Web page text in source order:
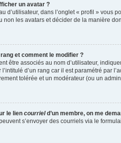
un avatar ?
d’utilisateur, dans l’onglet « profil » vous
non les avatars et décider de la manière
rang et comment le modifier ?
être associés au nom d’utilisateur,
d’un rang car il est paramétré par
tolérée et un modérateur (ou un
le lien courrield’un membre, on me
s’envoyer des courriels via le